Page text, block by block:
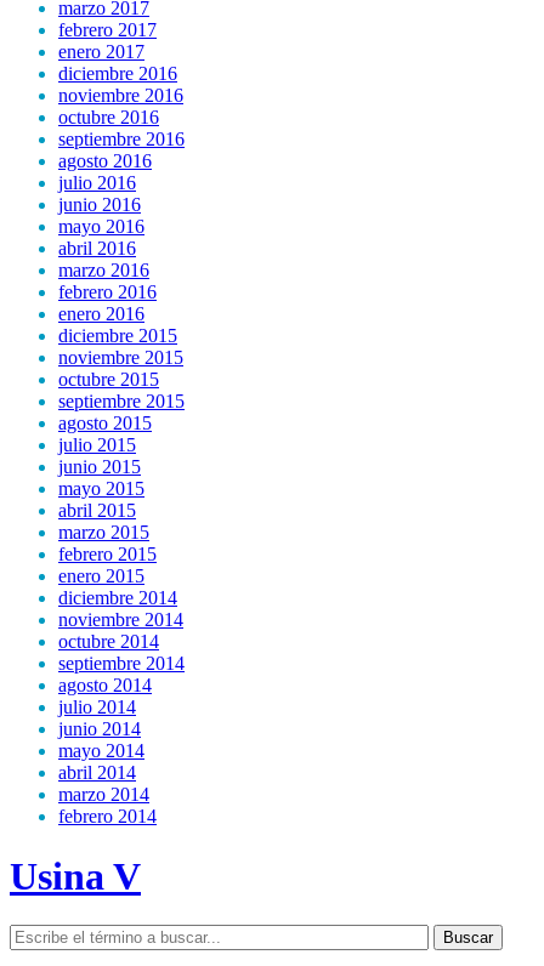
marzo 2017
febrero 2017
enero 2017
diciembre 2016
noviembre 2016
octubre 2016
septiembre 2016
agosto 2016
julio 2016
junio 2016
mayo 2016
abril 2016
marzo 2016
febrero 2016
enero 2016
diciembre 2015
noviembre 2015
octubre 2015
septiembre 2015
agosto 2015
julio 2015
junio 2015
mayo 2015
abril 2015
marzo 2015
febrero 2015
enero 2015
diciembre 2014
noviembre 2014
octubre 2014
septiembre 2014
agosto 2014
julio 2014
junio 2014
mayo 2014
abril 2014
marzo 2014
febrero 2014
Usina V